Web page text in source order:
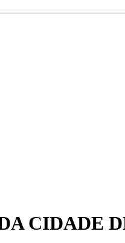
CIDADE